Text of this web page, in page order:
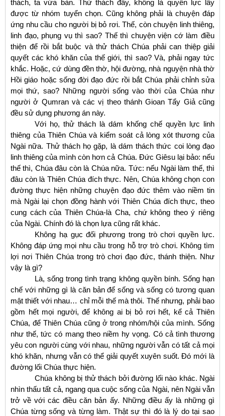
thách, ta vừa bàn. Thử thách đây, không là quyền lực lấy
được từ nhóm tuyển chọn. Cũng không phải là chuyện đáp
ứng nhu cầu cho người bị bỏ rơi. Thế, còn chuyện linh thiêng,
linh đạo, phụng vụ thì sao? Thế thì chuyện viện cớ làm điều
thiện để rồi bắt buộc và thử thách Chúa phải can thiệp giải
quyết các khó khăn của thế giới, thì sao? Và, phải ngay tức
khắc. Hoặc, cứ dùng đền thờ, hội đường, nhà nguyện nhà thờ
Hồi giáo hoặc sống đời đạo đức rồi bắt Chúa phải chỉnh sửa
mọi thứ, sao? Những người sống vào thời của Chúa như
người ở Qumran và các vị theo thánh Gioan Tẩy Giả cũng
đều sử dụng phương án này.
Với họ, thử thách là dám khống chế quyền lực linh
thiêng của Thiên Chúa và kiểm soát cả lòng xót thương của
Ngài nữa. Thử thách họ gặp, là dám thách thức coi lòng đạo
linh thiêng của mình còn hơn cả Chúa. Đức Giêsu lại bảo: nếu
thế thì, Chúa đâu còn là Chúa nữa. Tức: nếu Ngài làm thế, thì
đâu còn là Thiên Chúa đích thực. Nên, Chúa không chọn con
đường thực hiện những chuyện đạo đức thêm vào niềm tin
mà Ngài lại chọn đồng hành với Thiên Chúa đích thực, theo
cung cách của Thiên Chúa-là Cha, chứ không theo ý riêng
của Ngài. Chính đó là chọn lựa cũng rất khác.
Không hạ gục đối phương trong trò chơi quyền lực.
Không đáp ứng mọi nhu cầu trong hỗ trợ trò chơi. Không tìm
lợi nơi Thiên Chúa trong trò chơi đạo đức, thánh thiện. Như
vậy là gì?
Là, sống trong tình trạng không quyền bính. Sống hạn
chế với những gì là căn bản để sống và sống có tương quan
mật thiết với nhau… chỉ mỗi thế mà thôi. Thế nhưng, phải bao
gồm hết mọi người, để không ai bị bỏ rơi hết, kể cả Thiên
Chúa, để Thiên Chúa cũng ở trong nhóm/hội của mình. Sống
như thế, tức có mang theo niềm hy vọng. Có cả tình thương
yêu con người cùng với nhau, những người vẫn có tất cả mọi
khó khăn, nhưng vẫn có thể giải quyết xuyên suốt. Đó mới là
đường lối Chúa thực hiện.
Chúa không bị thử thách bởi đường lối nào khác. Ngài
nhìn thấu tất cả, ngang qua cuộc sống của Ngài, nên Ngài vẫn
trở về với các điều căn bản ấy. Những điều ấy là những gì
Chúa từng sống và từng làm. Thật sự thì đó là lý do tại sao